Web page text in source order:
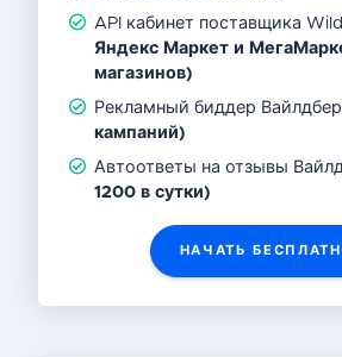
API кабинет поставщика
Яндекс Маркет и
магазинов)
Рекламный биддер
кампаний)
Автоответы на отзывы
1200 в сутки)
НАЧАТЬ